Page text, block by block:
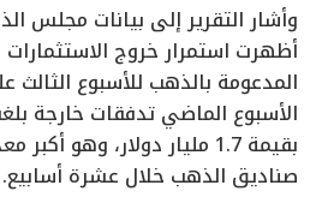
وأشار التقرير إلى بيانات مجلس
أظهرت استمرار خروج
المدعومة بالذهب للأسبوع
بقيمة 1.7 مليار دولار، وهو
صناديق الذهب خلال عشرة أسابيع.